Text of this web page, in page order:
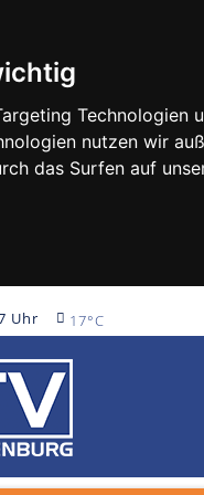
Technologien
nutzen wir
das Surfen auf
Uhr 17°C